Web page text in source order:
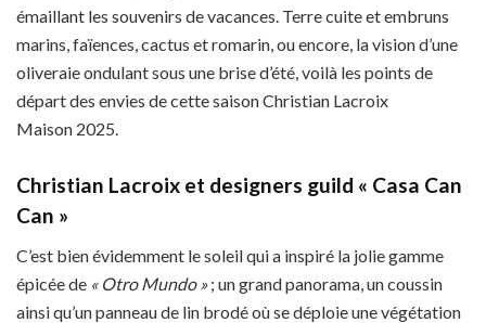
émaillant les souvenirs de vacances. Terre cuite et embruns
marins, faïences, cactus et romarin, ou encore, la vision d’une
oliveraie ondulant sous une brise d’été, voilà les points de
départ des envies de cette saison Christian Lacroix
Maison 2025.
Christian Lacroix et designers guild « Casa Can
Can »
C’est bien évidemment le soleil qui a inspiré la jolie gamme
épicée de « Otro Mundo »; un grand panorama, un coussin
ainsi qu’un panneau de lin brodé où se déploie une végétation